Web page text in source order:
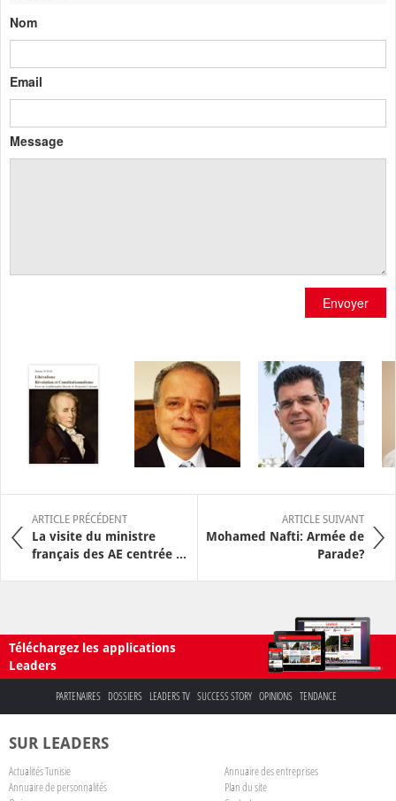
Nom
Email
Message
Envoyer
ARTICLE PRÉCÉDENT
La visite du ministre
français des AE centrée ...
ARTICLE SUIVANT
Mohamed Nafti: Armée de
Parade?
Téléchargez les applications
Leaders
PARTENAIRES DOSSIERS LEADERS TV SUCCESS STORY OPINIONS TENDANCE
SUR LEADERS
Actualités Tunisie
Annuaire des entreprises
Annuaire de personnalités
Plan du site